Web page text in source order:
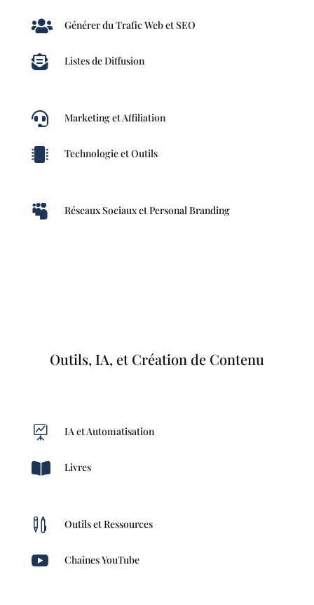
 Générer du Trafic Web et SEO
 Listes de Diffusion
 Marketing et Affiliation
 Technologie et Outils
 Réseaux Sociaux et Personal Branding
Outils, IA, et Création de Contenu
 IA et Automatisation
 Livres
 Outils et Ressources
 Chaînes YouTube